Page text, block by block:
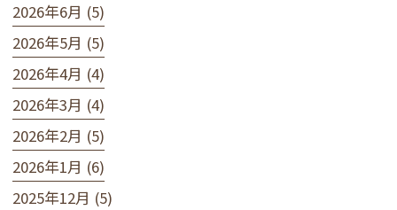
2026年6月 (5)
2026年5月 (5)
2026年4月 (4)
2026年3月 (4)
2026年2月 (5)
2026年1月 (6)
2025年12月 (5)